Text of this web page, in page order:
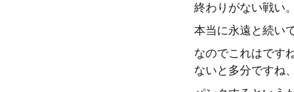
終わりがない戦い
本当に永遠と続い
なのでこれはです
ないと多分ですね